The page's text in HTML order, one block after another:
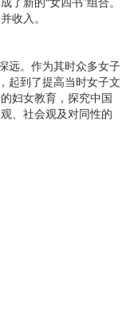
收入。
远。作为其时众多女子
起到了提高当时女子文
妇女教育，探究中国
、社会观及对同性的